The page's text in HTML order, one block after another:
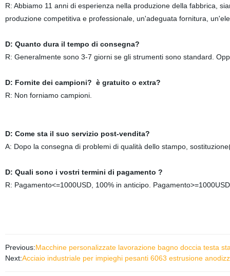
R: Abbiamo 11 anni di esperienza nella produzione della fabbrica,
produzione competitiva e professionale, un'adeguata fornitura,
D: Quanto dura il tempo di consegna?
R: Generalmente sono 3-7 giorni se gli strumenti sono standard.
D: Fornite dei campioni? è gratuito o extra?
R: Non forniamo campioni.
D: Come sta il suo servizio post-vendita?
A: Dopo la consegna di problemi di qualità dello stampo,
D: Quali sono i vostri termini di pagamento ?
R: Pagamento<=1000USD, 100% in anticipo.
Previous:Macchine personalizzate lavorazione bagno doccia testa
Next:Acciaio industriale per impieghi pesanti 6063 estrusione